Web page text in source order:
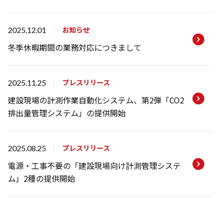
代表挨拶
企業理念
沿革
2025.12.01 お知らせ
冬季休暇期間の業務対応につきまして
2025.11.25 プレスリリース
建設現場の計測作業自動化システム、第2弾「CO2
排出量管理システム」の提供開始
2025.08.25 プレスリリース
電源・工事不要の「建設現場向け計測管理システ
ム」2種の提供開始